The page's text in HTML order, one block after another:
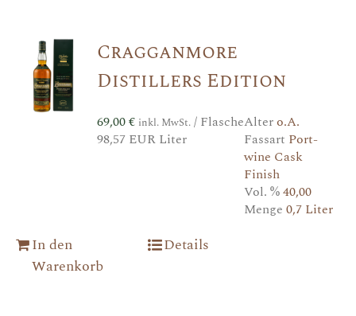
Cragganmore
Distillers Edition
69,00€ inkl. MwSt./ Flasche
98,57 EUR Liter
Altero.A.
Fassart Port-
wine Cask
Finish
Vol. %40,00
Menge 0,7 Liter
In den
Warenkorb
Details